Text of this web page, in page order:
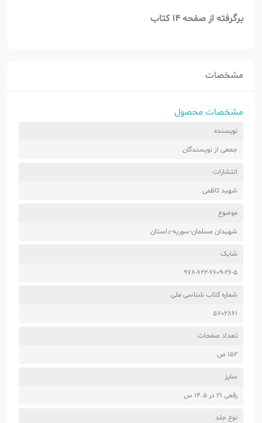
برگرفته از صفحه 14 کتاب
مشخصات
مشخصات محصول
نویسنده
جمعی از نویسندگان
انتشارات
شهید کاظمی
موضوع
شهیدان مسلمان-سوریه-داستان
شابک
978-622-6609-26-5
شماره کتاب شناسی ملی
5702861
تعداد صفحات
152 ص
سایز
رقعی 21 در 14.5 س
نوع جلد